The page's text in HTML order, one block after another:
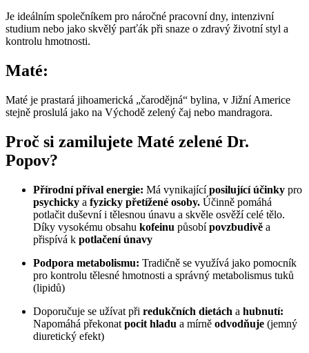
Je ideálním společníkem pro náročné pracovní dny, intenzivní
studium nebo jako skvělý parťák při snaze o zdravý životní styl a
kontrolu hmotnosti.
Maté:
Maté je prastará jihoamerická „čarodějná“ bylina, v Jižní Americe
stejně proslulá jako na Východě zelený čaj nebo mandragora.
Proč si zamilujete Maté zelené Dr.
Popov?
Přírodní příval energie: Má vynikajícíposilující účinky pro
psychicky a fyzicky přetížené osoby. Účinně pomáhá
potlačit duševní i tělesnou únavu a skvěle osvěží celé tělo.
Díky vysokému obsahu kofeinu působípovzbudivě a
přispívá k potlačení únavy
Podpora metabolismu: Tradičně se využívá jako pomocník
pro kontrolu tělesné hmotnosti a správný metabolismus tuků
(lipidů)
Doporučuje se užívat při redukčních dietách a hubnutí:
Napomáhá překonat pocit hladu a mírně odvodňuje (jemný
diuretický efekt)